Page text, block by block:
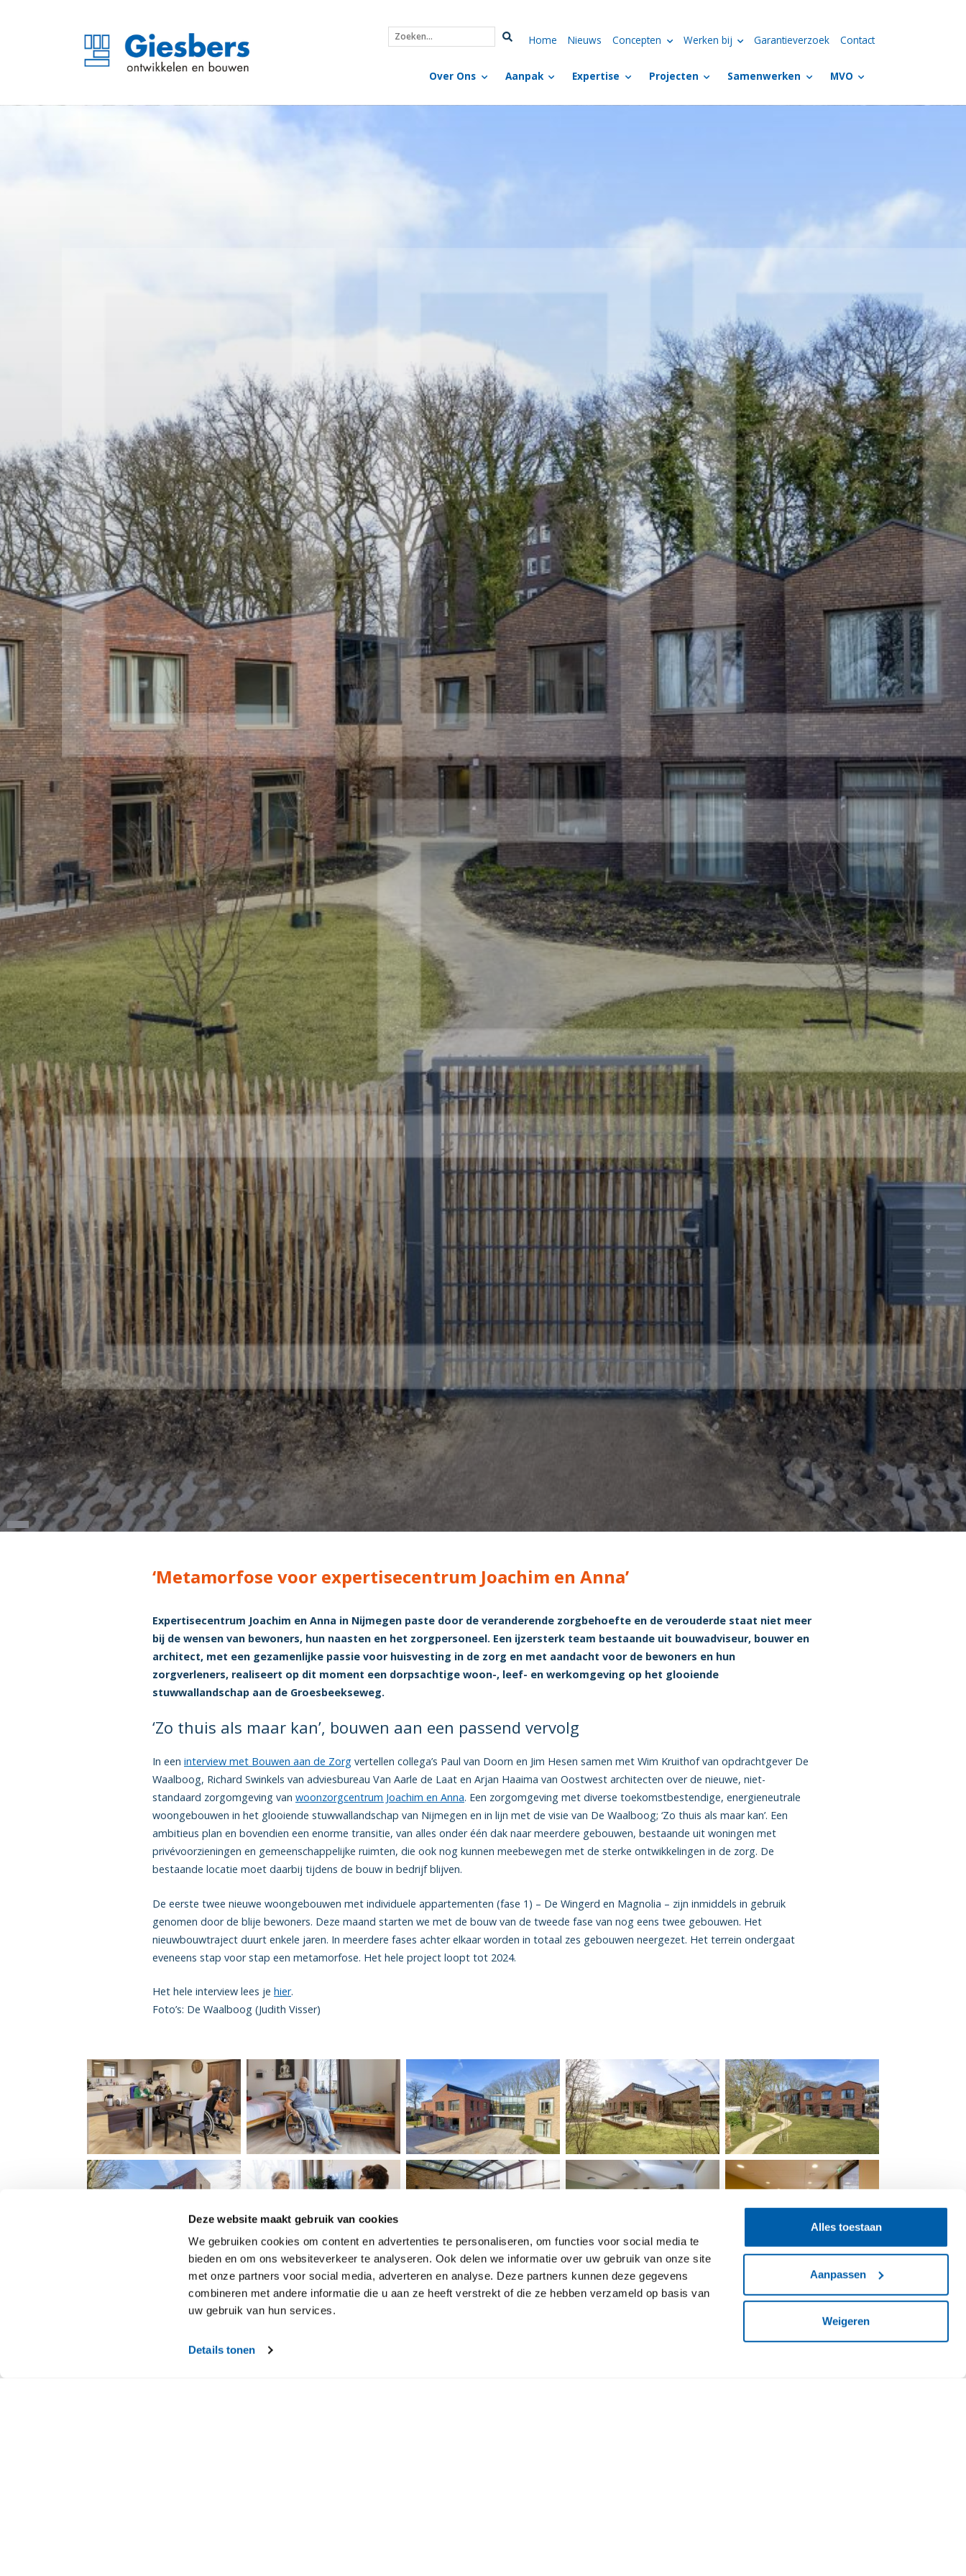
Deze website maakt gebruik van cookies
We gebruiken cookies om content en advertenties te personaliseren, om functies voor social media te
bieden en om ons websiteverkeer te analyseren. Ook delen we informatie over uw gebruik van onze site
met onze partners voor social media, adverteren en analyse. Deze partners kunnen deze gegevens
combineren met andere informatie die u aan ze heeft verstrekt of die ze hebben verzameld op basis van
uw gebruik van hun services.
Details tonen
Alles toestaan
Aanpassen
Weigeren
Zoeken... Home Nieuws Concepten Werken bij Garantieverzoek Contact
Over Ons Aanpak Expertise Projecten Samenwerken MVO
‘Metamorfose voor expertisecentrum Joachim en Anna’
‘Metamorfose voor expertisecentrum Joachim en Anna’
Expertisecentrum Joachim en Anna in Nijmegen paste door de veranderende zorgbehoefte en de verouderde staat niet meer
bij de wensen van bewoners, hun naasten en het zorgpersoneel. Een ijzersterk team bestaande uit bouwadviseur, bouwer en
architect, met een gezamenlijke passie voor huisvesting in de zorg en met aandacht voor de bewoners en hun
zorgverleners, realiseert op dit moment een dorpsachtige woon-, leef- en werkomgeving op het glooiende
stuwwallandschap aan de Groesbeekseweg.
‘Zo thuis als maar kan’, bouwen aan een passend vervolg
In een interview met Bouwen aan de Zorg vertellen collega’s Paul van Doorn en Jim Hesen samen met Wim Kruithof van opdrachtgever De
Waalboog, Richard Swinkels van adviesbureau Van Aarle de Laat en Arjan Haaima van Oostwest architecten over de nieuwe, niet-
standaard zorgomgeving van woonzorgcentrum Joachim en Anna. Een zorgomgeving met diverse toekomstbestendige, energieneutrale
woongebouwen in het glooiende stuwwallandschap van Nijmegen en in lijn met de visie van De Waalboog; ‘Zo thuis als maar kan’. Een
ambitieus plan en bovendien een enorme transitie, van alles onder één dak naar meerdere gebouwen, bestaande uit woningen met
privévoorzieningen en gemeenschappelijke ruimten, die ook nog kunnen meebewegen met de sterke ontwikkelingen in de zorg. De
bestaande locatie moet daarbij tijdens de bouw in bedrijf blijven.
De eerste twee nieuwe woongebouwen met individuele appartementen (fase 1) – De Wingerd en Magnolia – zijn inmiddels in gebruik
genomen door de blije bewoners. Deze maand starten we met de bouw van de tweede fase van nog eens twee gebouwen. Het
nieuwbouwtraject duurt enkele jaren. In meerdere fases achter elkaar worden in totaal zes gebouwen neergezet. Het terrein ondergaat
eveneens stap voor stap een metamorfose. Het hele project loopt tot 2024.
Het hele interview lees je hier.
Foto’s: De Waalboog (Judith Visser)